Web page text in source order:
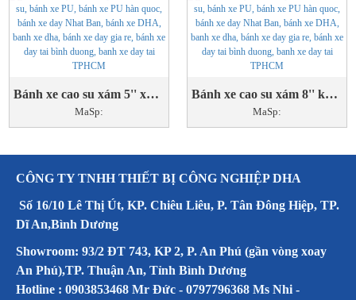
Bánh xe cao su xám 5'' xoay
MaSp:
Bánh xe cao su xám 8'' khóa
MaSp:
CÔNG TY TNHH THIẾT BỊ CÔNG NGHIỆP DHA
Số 16/10 Lê Thị Út, KP. Chiêu Liêu, P. Tân Đông Hiệp, TP.
Dĩ An,Bình Dương
Showroom: 93/2 ĐT 743, KP 2, P. An Phú (gần vòng xoay
An Phú),TP. Thuận An, Tỉnh Bình Dương
Hotline : 0903853468 Mr Đức - 0797796368 Ms Nhi -